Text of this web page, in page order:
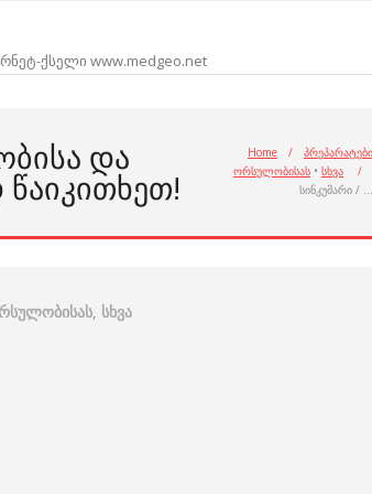
ქსელი www.medgeo.net
ᲓᲐ Home /
პრეპარატები
ორსულობისას • სხვა
/
სინკუმარი / …
, სხვა